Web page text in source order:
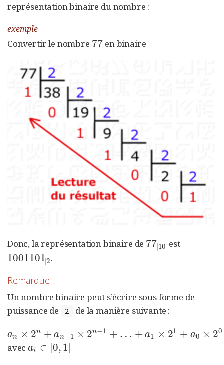
représentation binaire du nombre :
exemple
Convertir le nombre 77
77 en binaire
Donc, la représentation binaire de 77 10
77|10est
1001101
|2
1001101|2.
Remarque
Un nombre binaire peut s’écrire sous forme de
puissance de
2 de la manière suivante :
an × 2n + an−1 × 2n−1 + … + a1 × 21 + a0 × 20
an ×2 n+a n− 1×2n −1 +…+a1 ×2 1 + a 0× 20
avecai ∈ 0, 1
ai∈[0 1]